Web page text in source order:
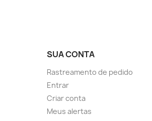
SUA CONTA
Rastreamento de pedido
Entrar
Criar conta
Meus alertas